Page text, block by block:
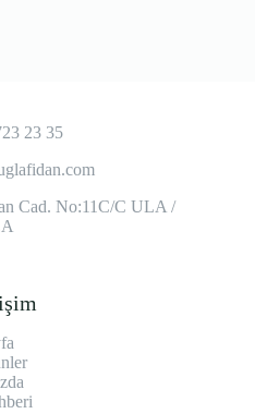
23 35
Cad. No:11C/C ULA /